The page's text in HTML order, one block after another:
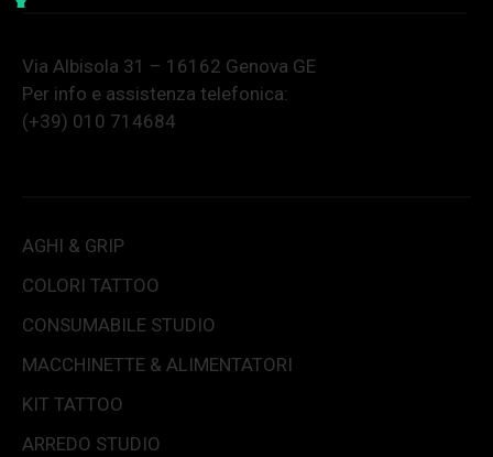
Via Albisola 31 – 16162 Genova GE
Per info e assistenza telefonica:
(+39) 010 714684
AGHI & GRIP
COLORI TATTOO
CONSUMABILE STUDIO
MACCHINETTE & ALIMENTATORI
KIT TATTOO
ARREDO STUDIO